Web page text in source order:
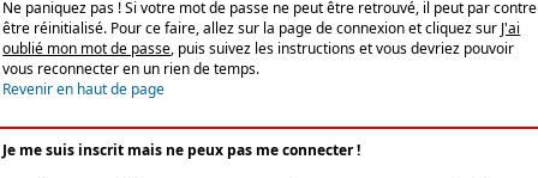
Ne paniquez pas ! Si votre mot de passe ne peut être retrouvé, il peut par contre
être réinitialisé. Pour ce faire, allez sur la page de connexion et cliquez sur J'ai
oublié mon mot de passe, puis suivez les instructions et vous devriez pouvoir
vous reconnecter en un rien de temps.
Revenir en haut de page
Je me suis inscrit mais ne peux pas me connecter !